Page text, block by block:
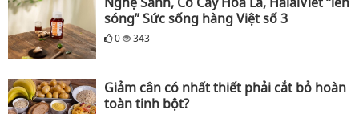
sóng” Sức sống hàng Việt số 3
0 343
Giảm cân có nhất thiết phải cắt bỏ hoàn
toàn tinh bột?